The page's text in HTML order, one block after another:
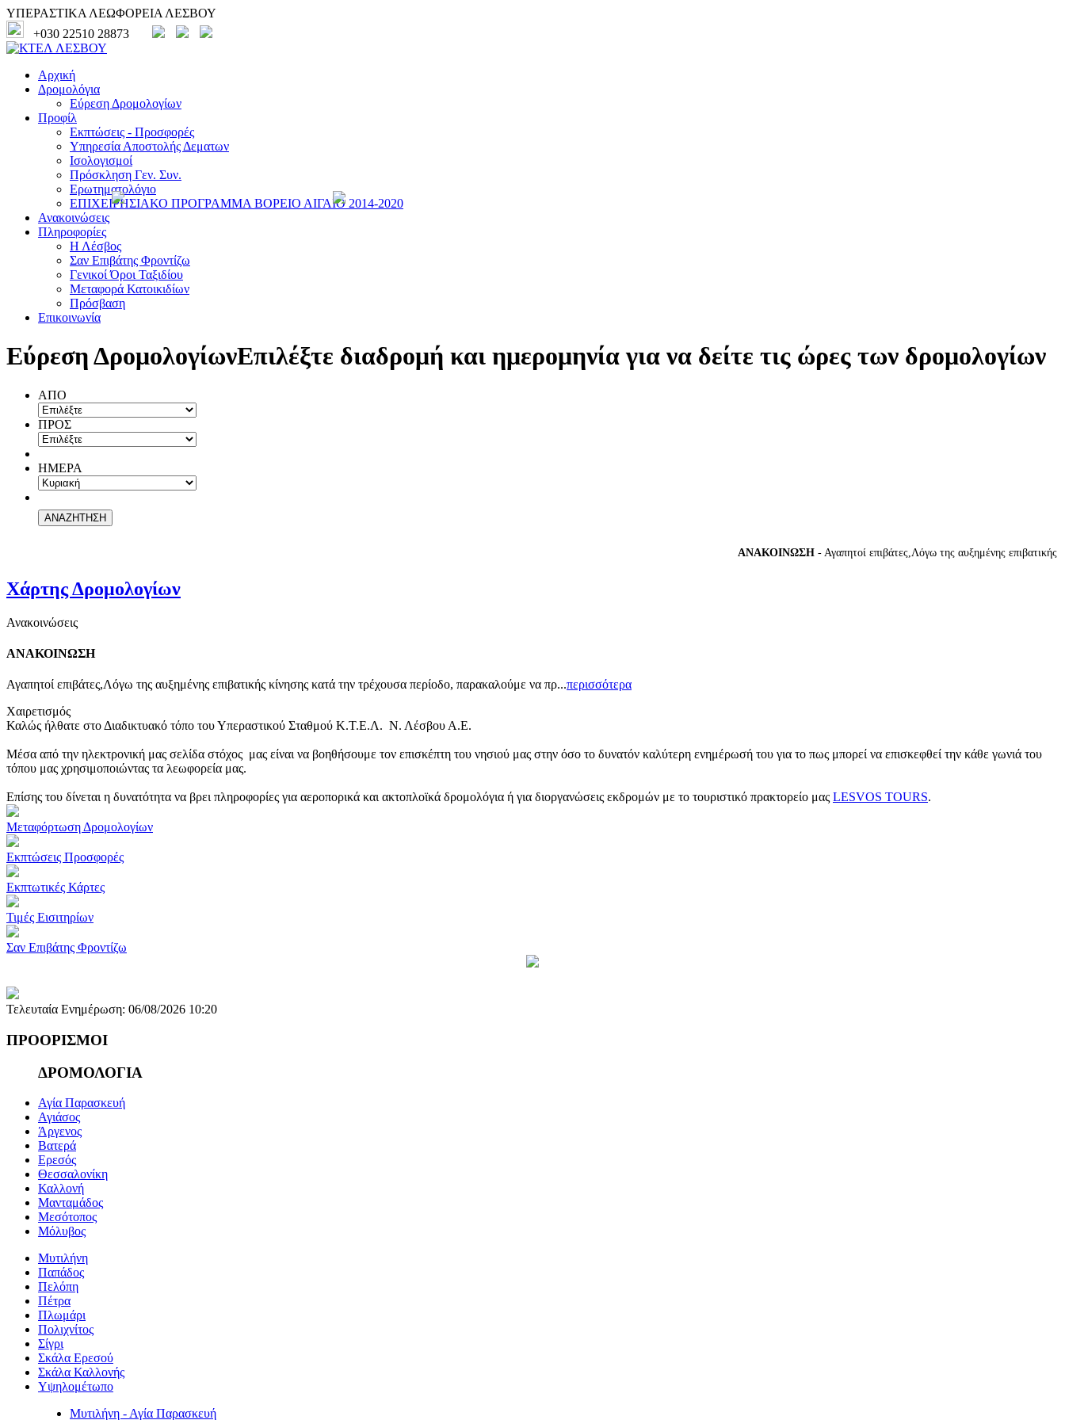
ΥΠΕΡΑΣΤΙΚΑ ΛΕΩΦΟΡΕΙΑ ΛΕΣΒΟΥ
+030 22510 28873
Αρχική
Δρομολόγια
Εύρεση Δρομολογίων
Προφίλ
Εκπτώσεις - Προσφορές
Υπηρεσία Αποστολής Δεματων
Ισολογισμοί
Πρόσκληση Γεν. Συν.
Ερωτηματολόγιο
ΕΠΙΧΕΙΡΗΣΙΑΚΟ ΠΡΟΓΡΑΜΜΑ ΒΟΡΕΙΟ ΑΙΓΑΙΟ 2014-2020
Ανακοινώσεις
Πληροφορίες
Η Λέσβος
Σαν Επιβάτης Φροντίζω
Γενικοί Όροι Ταξιδίου
Μεταφορά Κατοικιδίων
Πρόσβαση
Επικοινωνία
Εύρεση ΔρομολογίωνΕπιλέξτε διαδρομή και ημερομηνία για να δείτε τις ώρες των δρομολογίων
ΑΠΟ
ΠΡΟΣ
ΗΜΕΡΑ
ΑΝΑΚΟΙΝΩΣΗ- Αγαπητοί επιβάτες,Λόγω της αυξημένης επιβατικής
Χάρτης Δρομολογίων
Ανακοινώσεις
ΑΝΑΚΟΙΝΩΣΗ
Αγαπητοί επιβάτες,Λόγω της αυξημένης επιβατικής κίνησης κατά την τρέχουσα περίοδο, παρακαλούμε να πρ...περισσότερα
Χαιρετισμός
Καλώς ήλθατε στο Διαδικτυακό τόπο του Υπεραστικού Σταθμού Κ.Τ.Ε.Λ. Ν. Λέσβου Α.Ε.
Μέσα από την ηλεκτρονική μας σελίδα στόχος μας είναι να βοηθήσουμε τον επισκέπτη του νησιού μας στην όσο το δυνατόν καλύτερη ενημέρωσή του για το πως μπορεί να επισκεφθεί την κάθε γωνιά του
τόπου μας χρησιμοποιώντας τα λεωφορεία μας.
Επίσης του δίνεται η δυνατότητα να βρει πληροφορίες για αεροπορικά και ακτοπλοϊκά δρομολόγια ή για διοργανώσεις εκδρομών με το τουριστικό πρακτορείο μας LESVOS TOURS.
Μεταφόρτωση Δρομολογίων
Εκπτώσεις Προσφορές
Εκπτωτικές Κάρτες
Τιμές Εισιτηρίων
Σαν Επιβάτης Φροντίζω
Τελευταία Ενημέρωση: 06/08/2026 10:20
ΠΡΟΟΡΙΣΜΟΙ
ΔΡΟΜΟΛΟΓΙΑ
Αγία Παρασκευή
Αγιάσος
Άργενος
Βατερά
Ερεσός
Θεσσαλονίκη
Καλλονή
Μανταμάδος
Μεσότοπος
Μόλυβος
Μυτιλήνη
Παπάδος
Πελόπη
Πέτρα
Πλωμάρι
Πολιχνίτος
Σίγρι
Σκάλα Ερεσού
Σκάλα Καλλονής
Υψηλομέτωπο
Μυτιλήνη - Αγία Παρασκευή